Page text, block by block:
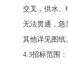
交叉，供水、
无法贯通，急
其他详见图纸
4.3招标范围